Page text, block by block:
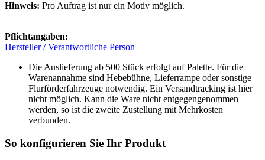
Hinweis: Pro Auftrag ist nur ein Motiv möglich.
Pflichtangaben:
Hersteller / Verantwortliche Person
Die Auslieferung ab 500 Stück erfolgt auf Palette. Für die
Warenannahme sind Hebebühne, Lieferrampe oder sonstige
Flurförderfahrzeuge notwendig. Ein Versandtracking ist hier
nicht möglich. Kann die Ware nicht entgegengenommen
werden, so ist die zweite Zustellung mit Mehrkosten
verbunden.
So konfigurieren Sie Ihr Produkt